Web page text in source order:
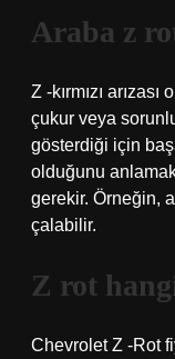
Araba z
Z -kırmızı
çukur veya
gösterdiği için
olduğunu
gerekir. Örneğin,
çalabilir.
Z rot
Chevrolet Z -Rot